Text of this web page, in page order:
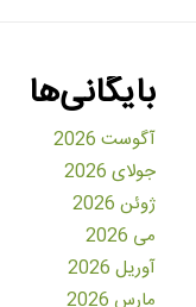
بایگانی‌ها
آگوست 2026
جولای 2026
ژوئن 2026
می 2026
آوریل 2026
مارس 2026